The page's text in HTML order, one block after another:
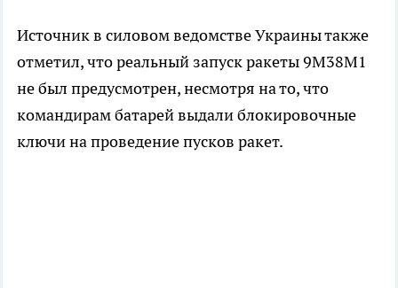
Источник в силовом ведомстве Украины также
отметил, что реальный запуск ракеты 9М38М1
не был предусмотрен, несмотря на то, что
командирам батарей выдали блокировочные
ключи на проведение пусков ракет.